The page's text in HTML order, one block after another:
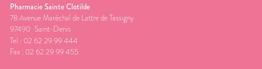
Pharmacie Sainte Clotilde
78 Avenue Maréchal de Lattre de Tassigny
97490 Saint-Denis
Tel : 02 62 29 99 444
Fax : 02 62 29 99 455